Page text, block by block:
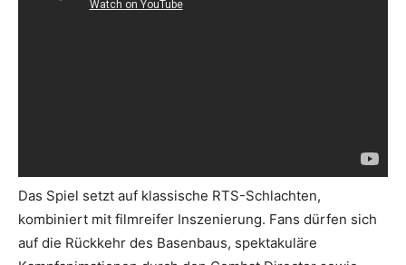
Das Spiel setzt auf klassische RTS-Schlachten,
kombiniert mit filmreifer Inszenierung. Fans dürfen sich
auf die Rückkehr des Basenbaus, spektakuläre